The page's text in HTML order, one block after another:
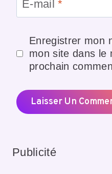
E-mail*
Enregistrer mon
mon site dans le
prochain
Publicité